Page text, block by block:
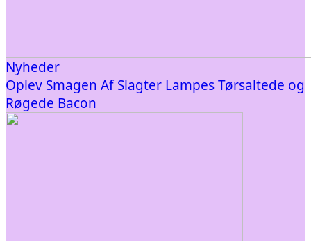
Nyheder
Oplev Smagen Af Slagter Lampes Tørsaltede og
Røgede Bacon